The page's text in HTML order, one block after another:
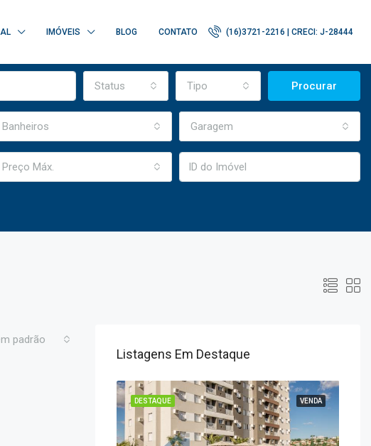
IMÓVEIS BLOG CONTATO (16)3721-2216 | CRECI: J-28444
Status Tipo Procurar
Banheiros Garagem
Preço Máx.
padrão
Listagens Em Destaque
VENDA
DESTAQUE